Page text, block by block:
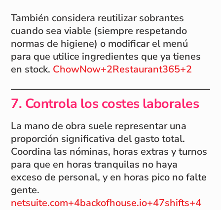
También considera reutilizar sobrantes
cuando sea viable (siempre respetando
normas de higiene) o modificar el menú
para que utilice ingredientes que ya tienes
en stock. ChowNow+2Restaurant365+2
7. Controla los costes laborales
La mano de obra suele representar una
proporción significativa del gasto total.
Coordina las nóminas, horas extras y turnos
para que en horas tranquilas no haya
exceso de personal, y en horas pico no falte
gente.
netsuite.com+4backofhouse.io+47shifts+4